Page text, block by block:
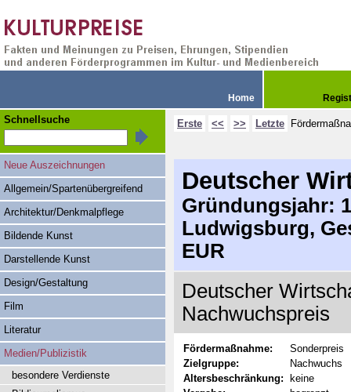
Home
Erste << >> Letzte
Deutscher
Gründungsjahr:
Ludwigsburg,
EUR
Deutscher
Nachwuchspreis
Fördermaßnahme:
Sonderpreis
Zielgruppe:
Nachwuchs
Altersbeschränkung:
keine
Schnellsuche
Neue Auszeichnungen
Allgemein/Spartenübergreifend
Architektur/Denkmalpflege
Bildende Kunst
Darstellende Kunst
Design/Gestaltung
Film
Literatur
Medien/Publizistik
besondere Verdienste